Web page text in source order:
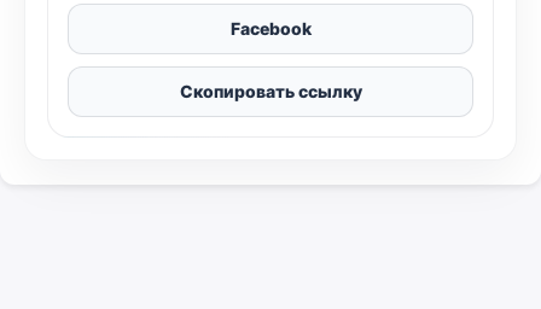
Facebook
Скопировать ссылку